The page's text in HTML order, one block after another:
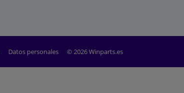
Datos personales © 2026 Winparts.es